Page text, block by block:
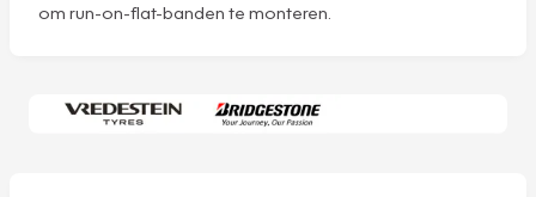
om run-on-flat-banden te monteren.